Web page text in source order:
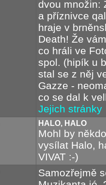
dvou množin:
a příznivce
hraje v
Death! Že
co hráli ve
spol. (hipík u
stal se z něj
Gazze -
co se dal k
Jejich stránky
HALO, HALO
Mohl by
vysílat Halo,
VIVAT :-)
Samozřejmě